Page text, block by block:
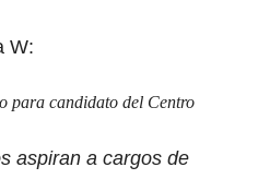
W:
para candidato del Centro
aspiran a cargos de